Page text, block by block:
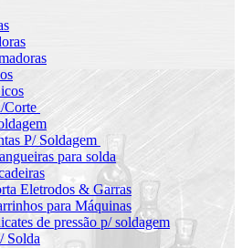
Corte
P/ Soldagem
para solda
Eletrodos & Garras
para Máquinas
de pressão p/ soldagem
Solda